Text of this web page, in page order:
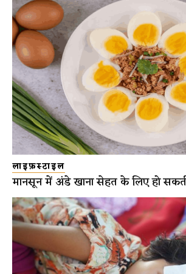
लाइफ़स्टाइल
मानसून में अंडे खाना सेहत के लिए हो